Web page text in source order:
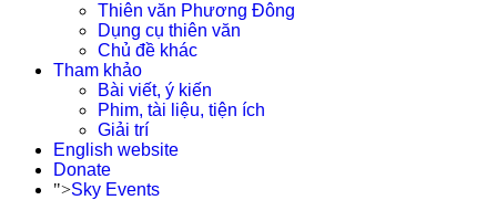
Thiên văn Phương Đông
Dụng cụ thiên văn
Chủ đề khác
Tham khảo
Bài viết, ý kiến
Phim, tài liệu, tiện ích
Giải trí
English website
Donate
">Sky Events